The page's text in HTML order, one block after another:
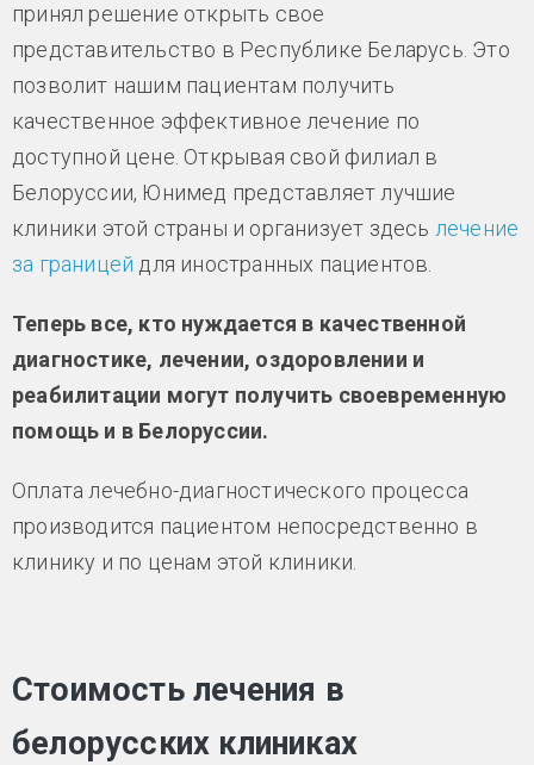
принял решение открыть свое
представительство в Республике Беларусь. Это
позволит нашим пациентам получить
качественное эффективное лечение по
доступной цене. Открывая свой филиал в
Белоруссии, Юнимед представляет лучшие
клиники этой страны и организует здесь лечение
за границей для иностранных пациентов.
Теперь все, кто нуждается в качественной
диагностике, лечении, оздоровлении и
реабилитации могут получить своевременную
помощь и в Белоруссии.
Оплата лечебно-диагностического процесса
производится пациентом непосредственно в
клинику и по ценам этой клиники.
Стоимость лечения в
белорусских клиниках